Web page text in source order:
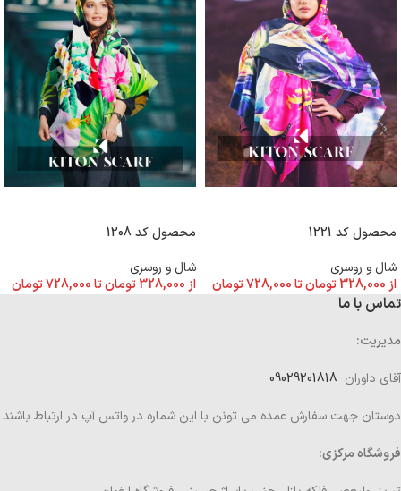
محصول کد 1221
شال و روسری
از 328,000تومانتا728,000تومان
محصول کد 1208
شال و روسری
از 328,000تومانتا728,000تومان
تماس با ما
مدیریت:
آقای داوران
دوستان جهت سفارش عمده می تونن با این شماره در واتس آپ در ارتباط باشند
فروشگاه مرکزی: